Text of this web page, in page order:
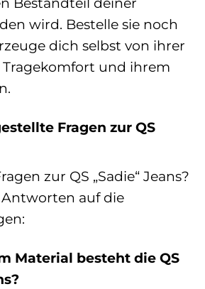
wird. Bestelle sie noch
dich selbst von ihrer
und ihrem
Fragen zur QS
zur QS „Sadie“ Jeans?
auf die
Material besteht die QS